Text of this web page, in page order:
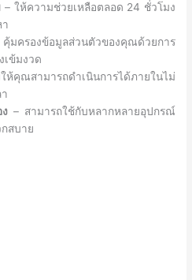
– ให้ความช่วยเหลือตลอด 24 ชั่วโมง
มครองข้อมูลส่วนตัวของคุณด้วยการ
เข้มงวด
ห้คุณสามารถดำเนินการได้ภายในไม่
– สามารถใช้กับหลากหลายอุปกรณ์
สบาย